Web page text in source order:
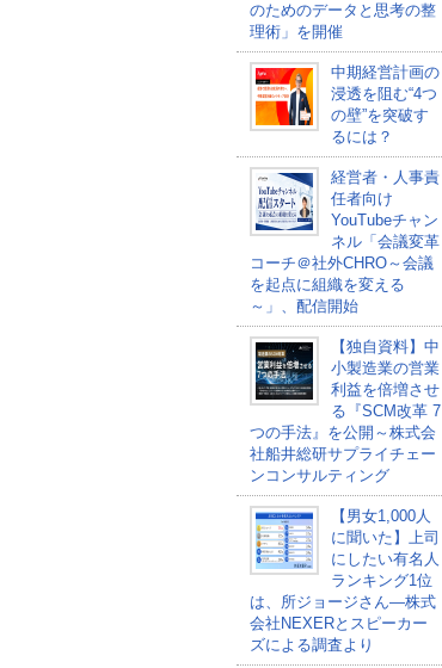
のためのデータと思考の整
理術」を開催
中期経営計画の
浸透を阻む“4つ
の壁”を突破す
るには？
経営者・人事責
任者向け
YouTubeチャン
ネル「会議変革
コーチ＠社外CHRO～会議
を起点に組織を変える
～」、配信開始
【独自資料】中
小製造業の営業
利益を倍増させ
る『SCM改革 7
つの手法』を公開～株式会
社船井総研サプライチェー
ンコンサルティング
【男女1,000人
に聞いた】上司
にしたい有名人
ランキング1位
は、所ジョージさん―株式
会社NEXERとスピーカー
ズによる調査より